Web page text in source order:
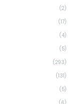
(2)
(17)
(4)
(5)
(293)
(131)
(5)